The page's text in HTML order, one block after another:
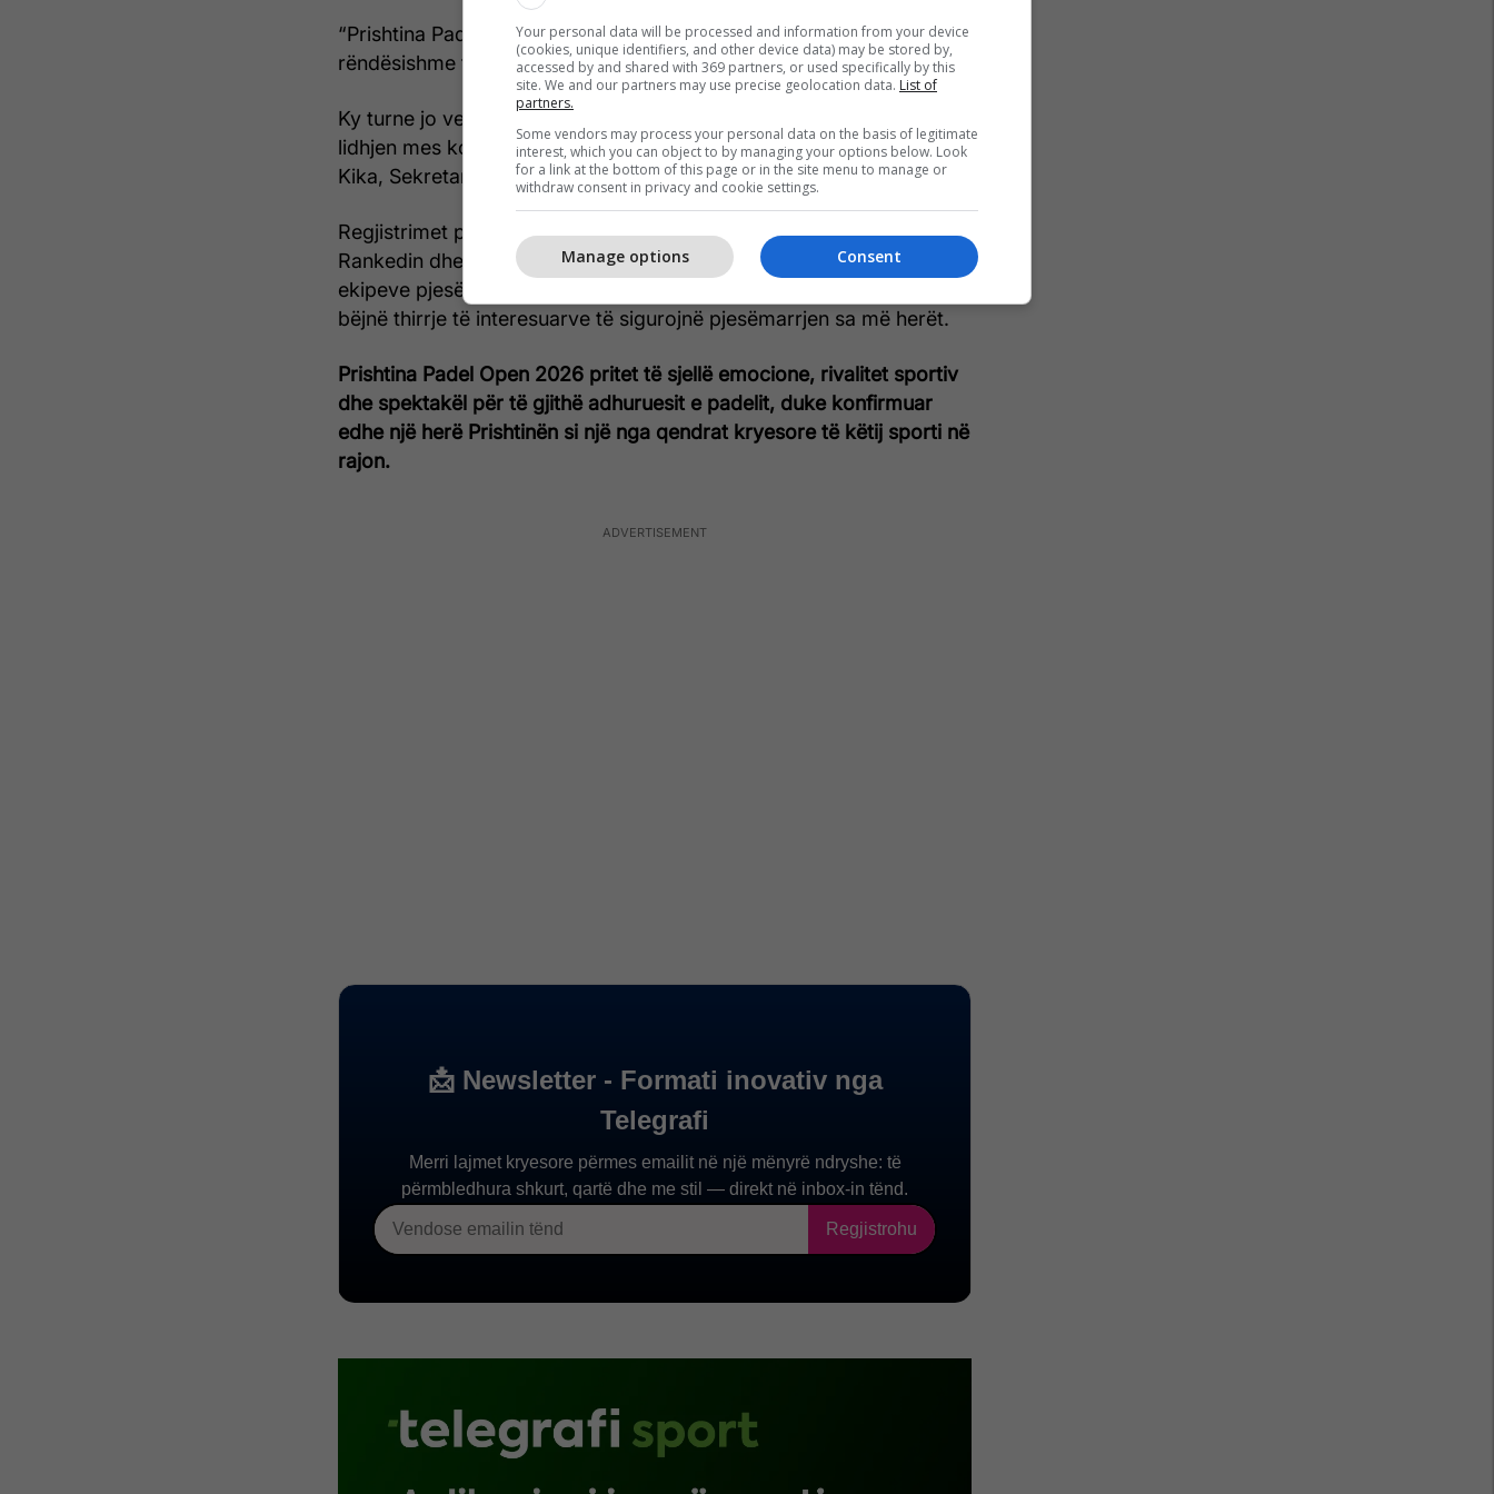
“Prishtina Padel Open është shndërruar në një nga ngjarjet më të
rëndësishme të kalendarit të padelit në Kosovë.
Ky turne jo vetëm që promovon konkurrencën sportive, por edhe
lidhjen mes komuniteteve të padelit në rajon”, është shprehur Jusuf
Kika, Sekretar i FPK-së.
Regjistrimet për turneun janë tashmë të hapura përmes platformës
Rankedin dhe do të qëndrojnë të hapura deri më 17 qershor. Numri i
ekipeve pjesëmarrëse është i limituar në 40, prandaj organizatorët u
bëjnë thirrje të interesuarve të sigurojnë pjesëmarrjen sa më herët.
Prishtina Padel Open 2026 pritet të sjellë emocione, rivalitet sportiv
dhe spektakël për të gjithë adhuruesit e padelit, duke konfirmuar
edhe një herë Prishtinën si një nga qendrat kryesore të këtij sporti në
rajon.
Your personal data will be processed and information from your device
(cookies, unique identifiers, and other device data) may be stored by,
accessed by and shared with 369 partners, or used specifically by this
site. We and our partners may use precise geolocation data. List of
partners.
Some vendors may process your personal data on the basis of legitimate
interest, which you can object to by managing your options below. Look
for a link at the bottom of this page or in the site menu to manage or
withdraw consent in privacy and cookie settings.
Consent
Manage options